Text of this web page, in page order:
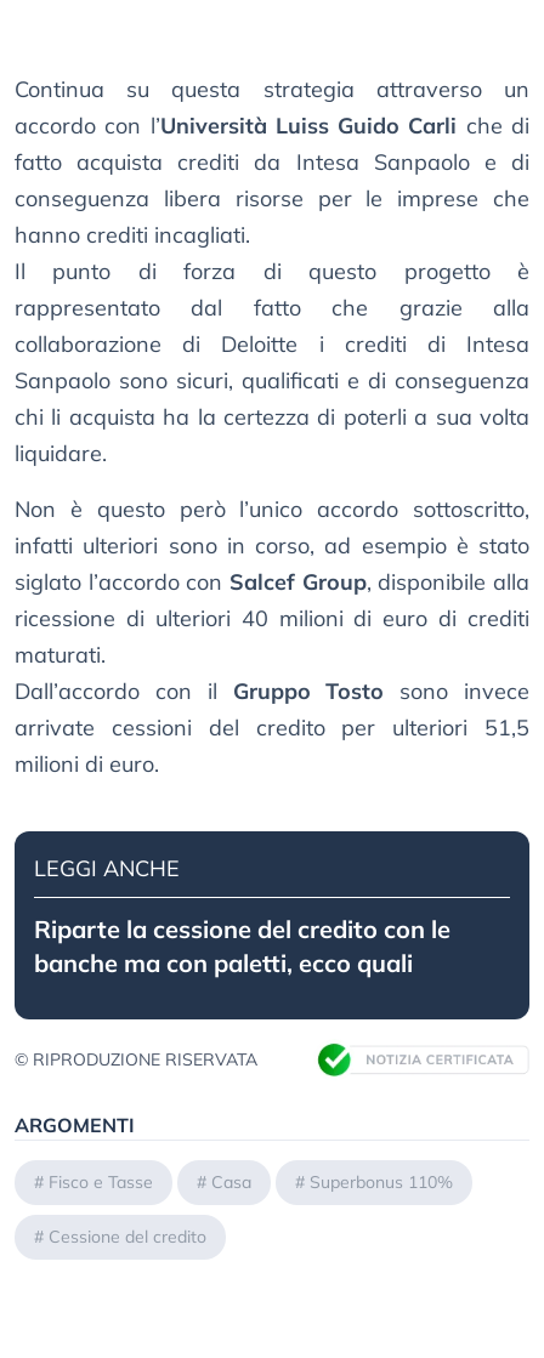
Continua su questa strategia attraverso un
accordo con l’Università Luiss Guido Carli che di
fatto acquista crediti da Intesa Sanpaolo e di
conseguenza libera risorse per le imprese che
hanno crediti incagliati.
Il punto di forza di questo progetto è
rappresentato dal fatto che grazie alla
collaborazione di Deloitte i crediti di Intesa
Sanpaolo sono sicuri, qualificati e di conseguenza
chi li acquista ha la certezza di poterli a sua volta
liquidare.
Non è questo però l’unico accordo sottoscritto,
infatti ulteriori sono in corso, ad esempio è stato
siglato l’accordo con Salcef Group, disponibile alla
ricessione di ulteriori 40 milioni di euro di crediti
maturati.
Dall’accordo con il Gruppo Tosto sono invece
arrivate cessioni del credito per ulteriori 51,5
milioni di euro.
LEGGI ANCHE
Riparte la cessione del credito con le
banche ma con paletti, ecco quali
© RIPRODUZIONE RISERVATA
ARGOMENTI
# Fisco e Tasse # Casa # Superbonus 110%
# Cessione del credito